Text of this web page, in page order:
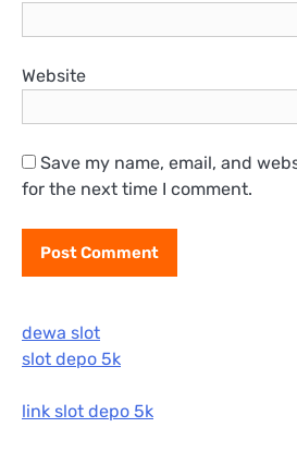
Website
Save my name, email, and
for the next time I comment.
dewa slot
slot depo 5k
link slot depo 5k